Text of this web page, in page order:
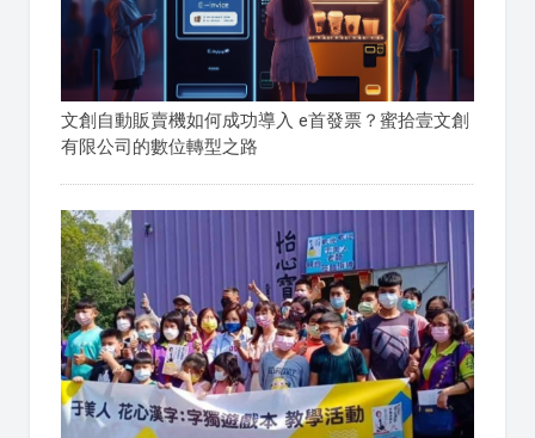
文創自動販賣機如何成功導入 e首發票？蜜拾壹文創
有限公司的數位轉型之路